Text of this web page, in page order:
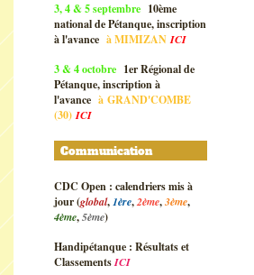
3, 4 & 5 septembre 10ème
national de Pétanque, inscription
à l'avance àMIMIZAN ICI
3 & 4 octobre 1er Régional de
Pétanque, inscription à
l'avance à GRAND'COMBE
(30) ICI
Communication
CDC Open : calendriers mis à
jour (global,1ère,2ème,3ème,
4ème,5ème)
Handipétanque : Résultats et
ClassementsICI